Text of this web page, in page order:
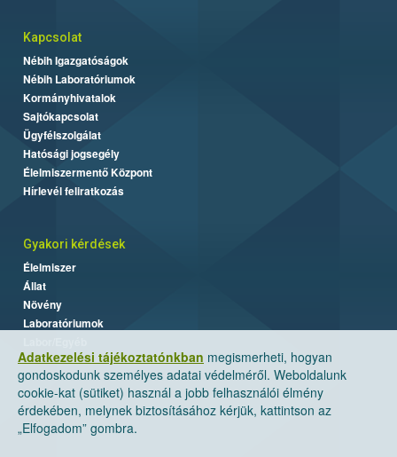
Adatkezelési tájékoztatónkban megismerheti, hogyan
gondoskodunk személyes adatai védelméről. Weboldalunk
cookie-kat (sütiket) használ a jobb felhasználói élmény
érdekében, melynek biztosításához kérjük, kattintson az
„Elfogadom” gombra.
Kapcsolat
Nébih Igazgatóságok
Nébih Laboratóriumok
Kormányhivatalok
Sajtókapcsolat
Ügyfélszolgálat
Hatósági jogsegély
Élelmiszermentő Központ
Hírlevél feliratkozás
Gyakori kérdések
Élelmiszer
Állat
Növény
Laboratóriumok